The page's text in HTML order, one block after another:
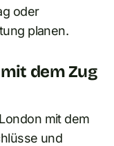
oder
planen.
dem Zug
mit dem
und